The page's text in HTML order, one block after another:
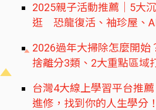
2025親子活動推薦｜5大
逛 恐龍復活、袖珍屋、
2026過年大掃除怎麼開始
捨離分3類、2大重點區域
台灣4大線上學習平台推
進修，找到你的人生學分！